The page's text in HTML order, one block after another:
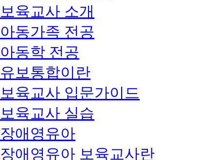
보육교사 소개
아동가족 전공
아동학 전공
유보통합이란
보육교사 입문가이드
보육교사 실습
장애영유아
장애영유아 보육교사란